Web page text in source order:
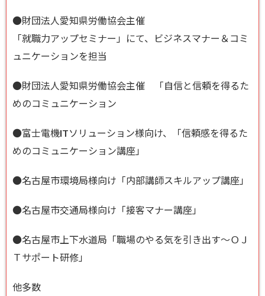
●財団法人愛知県労働協会主催
「就職力アップセミナー」にて、ビジネスマナー＆コミ
ュニケーションを担当
●財団法人愛知県労働協会主催 「自信と信頼を得るた
めのコミュニケーション
●富士電機ITソリューション様向け、「信頼感を得るた
めのコミュニケーション講座」
●名古屋市環境局様向け「内部講師スキルアップ講座」
●名古屋市交通局様向け「接客マナー講座」
●名古屋市上下水道局「職場のやる気を引き出す～ＯＪ
Ｔサポート研修」
他多数